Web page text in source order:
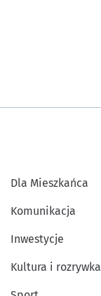
Dla Mieszkańca
Komunikacja
Inwestycje
Kultura i rozrywka